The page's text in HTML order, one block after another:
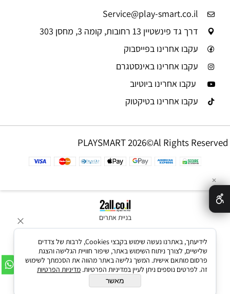
Service@play-smart.co.il
דרך גד פינשטיין 13 רחובות, קומה 3, מחסן 303
עקבו אחרינו בפייסבוק
עקבו אחרינו באינסטגרם
עקבו אחרינו ביוטיוב
עקבו אחרינו בטיקטוק
PLAYSMART 2026©Al Rights Reserved
בניית אתרים
✕
לידיעתך, באתרנו נעשה שימוש בקבצי Cookies, לרבות של צדדים
שלישיים, לצורך ניתוח השימוש באתר, שיפור חוויית הגלישה והצגת
פרסום מותאם אישית. המשך גלישה באתר מהווה את הסכמתך לשימוש
זה. לפרטים נוספים ניתן לעיין במדיניות הפרטיות. מדיניות הפרטיות
מאשר